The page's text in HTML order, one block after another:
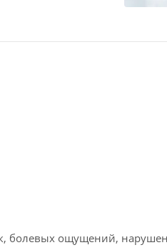
болевых ощущений,